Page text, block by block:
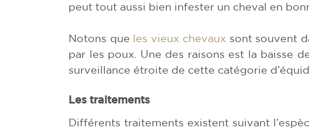
peut tout aussi bien infester un cheval en
Notons que les vieux chevaux sont souvent
par les poux. Une des raisons est la baisse
surveillance étroite de cette catégorie
Les traitements
Différents traitements existent suivant